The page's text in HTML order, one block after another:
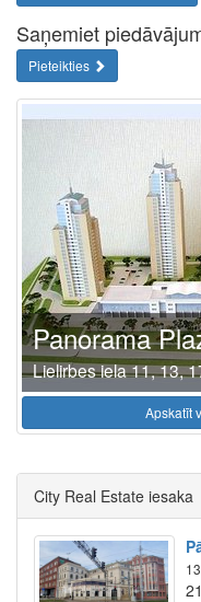
Saņemiet
Pieteikties
Panorama
Lielirbes iela 11, 13,
Apskatīt
City Real Estate iesaka